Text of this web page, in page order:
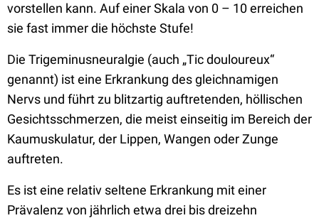
vorstellen kann. Auf einer Skala von 0 – 10 erreichen
sie fast immer die höchste Stufe!
Die Trigeminusneuralgie (auch „Tic douloureux“
genannt) ist eine Erkrankung des gleichnamigen
Nervs und führt zu blitzartig auftretenden, höllischen
Gesichtsschmerzen, die meist einseitig im Bereich der
Kaumuskulatur, der Lippen, Wangen oder Zunge
auftreten.
Es ist eine relativ seltene Erkrankung mit einer
Prävalenz von jährlich etwa drei bis dreizehn